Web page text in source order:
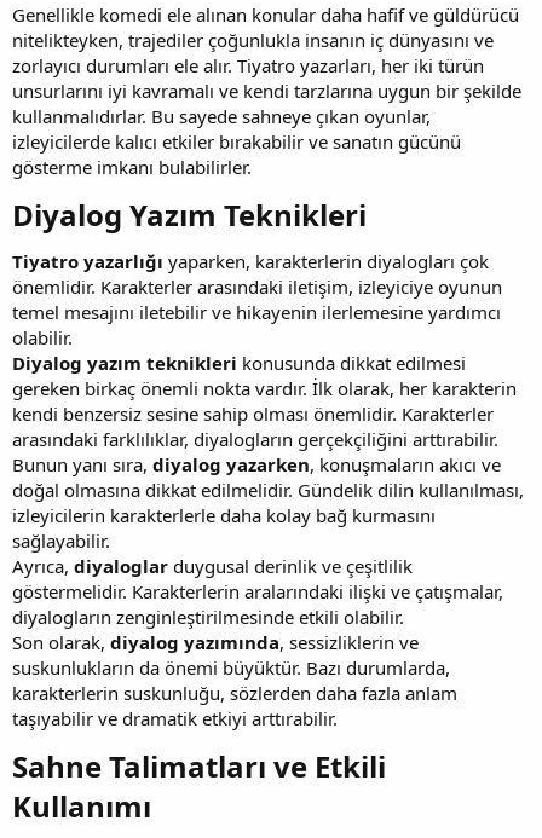
Genellikle komedi ele alınan konular daha hafif ve güldürücü
nitelikteyken, trajediler çoğunlukla insanın iç dünyasını ve
zorlayıcı durumları ele alır. Tiyatro yazarları, her iki türün
unsurlarını iyi kavramalı ve kendi tarzlarına uygun bir şekilde
kullanmalıdırlar. Bu sayede sahneye çıkan oyunlar,
izleyicilerde kalıcı etkiler bırakabilir ve sanatın gücünü
gösterme imkanı bulabilirler.
Diyalog Yazım Teknikleri​
Tiyatro yazarlığı yaparken, karakterlerin diyalogları çok
önemlidir. Karakterler arasındaki iletişim, izleyiciye oyunun
temel mesajını iletebilir ve hikayenin ilerlemesine yardımcı
olabilir.
Diyalog yazım teknikleri konusunda dikkat edilmesi
gereken birkaç önemli nokta vardır. İlk olarak, her karakterin
kendi benzersiz sesine sahip olması önemlidir. Karakterler
arasındaki farklılıklar, diyalogların gerçekçiliğini arttırabilir.
Bunun yanı sıra, diyalog yazarken, konuşmaların akıcı ve
doğal olmasına dikkat edilmelidir. Gündelik dilin kullanılması,
izleyicilerin karakterlerle daha kolay bağ kurmasını
sağlayabilir.
Ayrıca, diyaloglar duygusal derinlik ve çeşitlilik
göstermelidir. Karakterlerin aralarındaki ilişki ve çatışmalar,
diyalogların zenginleştirilmesinde etkili olabilir.
Son olarak, diyalog yazımında, sessizliklerin ve
suskunlukların da önemi büyüktür. Bazı durumlarda,
karakterlerin suskunluğu, sözlerden daha fazla anlam
taşıyabilir ve dramatik etkiyi arttırabilir.
Sahne Talimatları ve Etkili
Kullanımı​